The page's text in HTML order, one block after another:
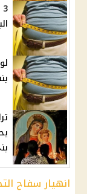
انهيار سفاح